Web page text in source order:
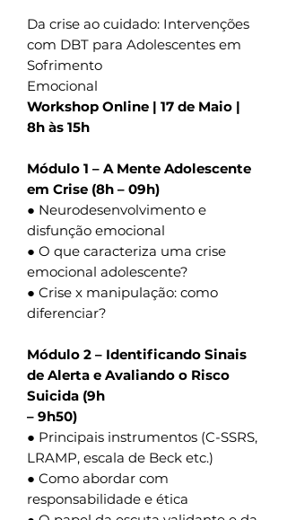
Da crise ao cuidado: Intervenções
com DBT para Adolescentes em
Sofrimento
Emocional
Workshop Online | 17 de Maio |
8h às 15h
Módulo 1 – A Mente Adolescente
em Crise (8h – 09h)
● Neurodesenvolvimento e
disfunção emocional
● O que caracteriza uma crise
emocional adolescente?
● Crise x manipulação: como
diferenciar?
Módulo 2 – Identificando Sinais
de Alerta e Avaliando o Risco
Suicida (9h
– 9h50)
● Principais instrumentos (C-SSRS,
LRAMP, escala de Beck etc.)
● Como abordar com
responsabilidade e ética